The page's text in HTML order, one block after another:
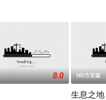
8.0 HD方言版
生息之地